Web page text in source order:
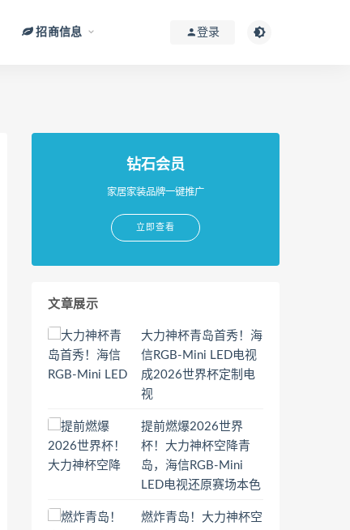
招商信息 登录
钻石会员
家居家装品牌一键推广
立即查看
文章展示
大力神杯青岛首秀！海
信RGB-Mini LED电视
成2026世界杯定制电
视
提前燃爆2026世界
杯！大力神杯空降青
岛，海信RGB-Mini
LED电视还原赛场本色
燃炸青岛！大力神杯空